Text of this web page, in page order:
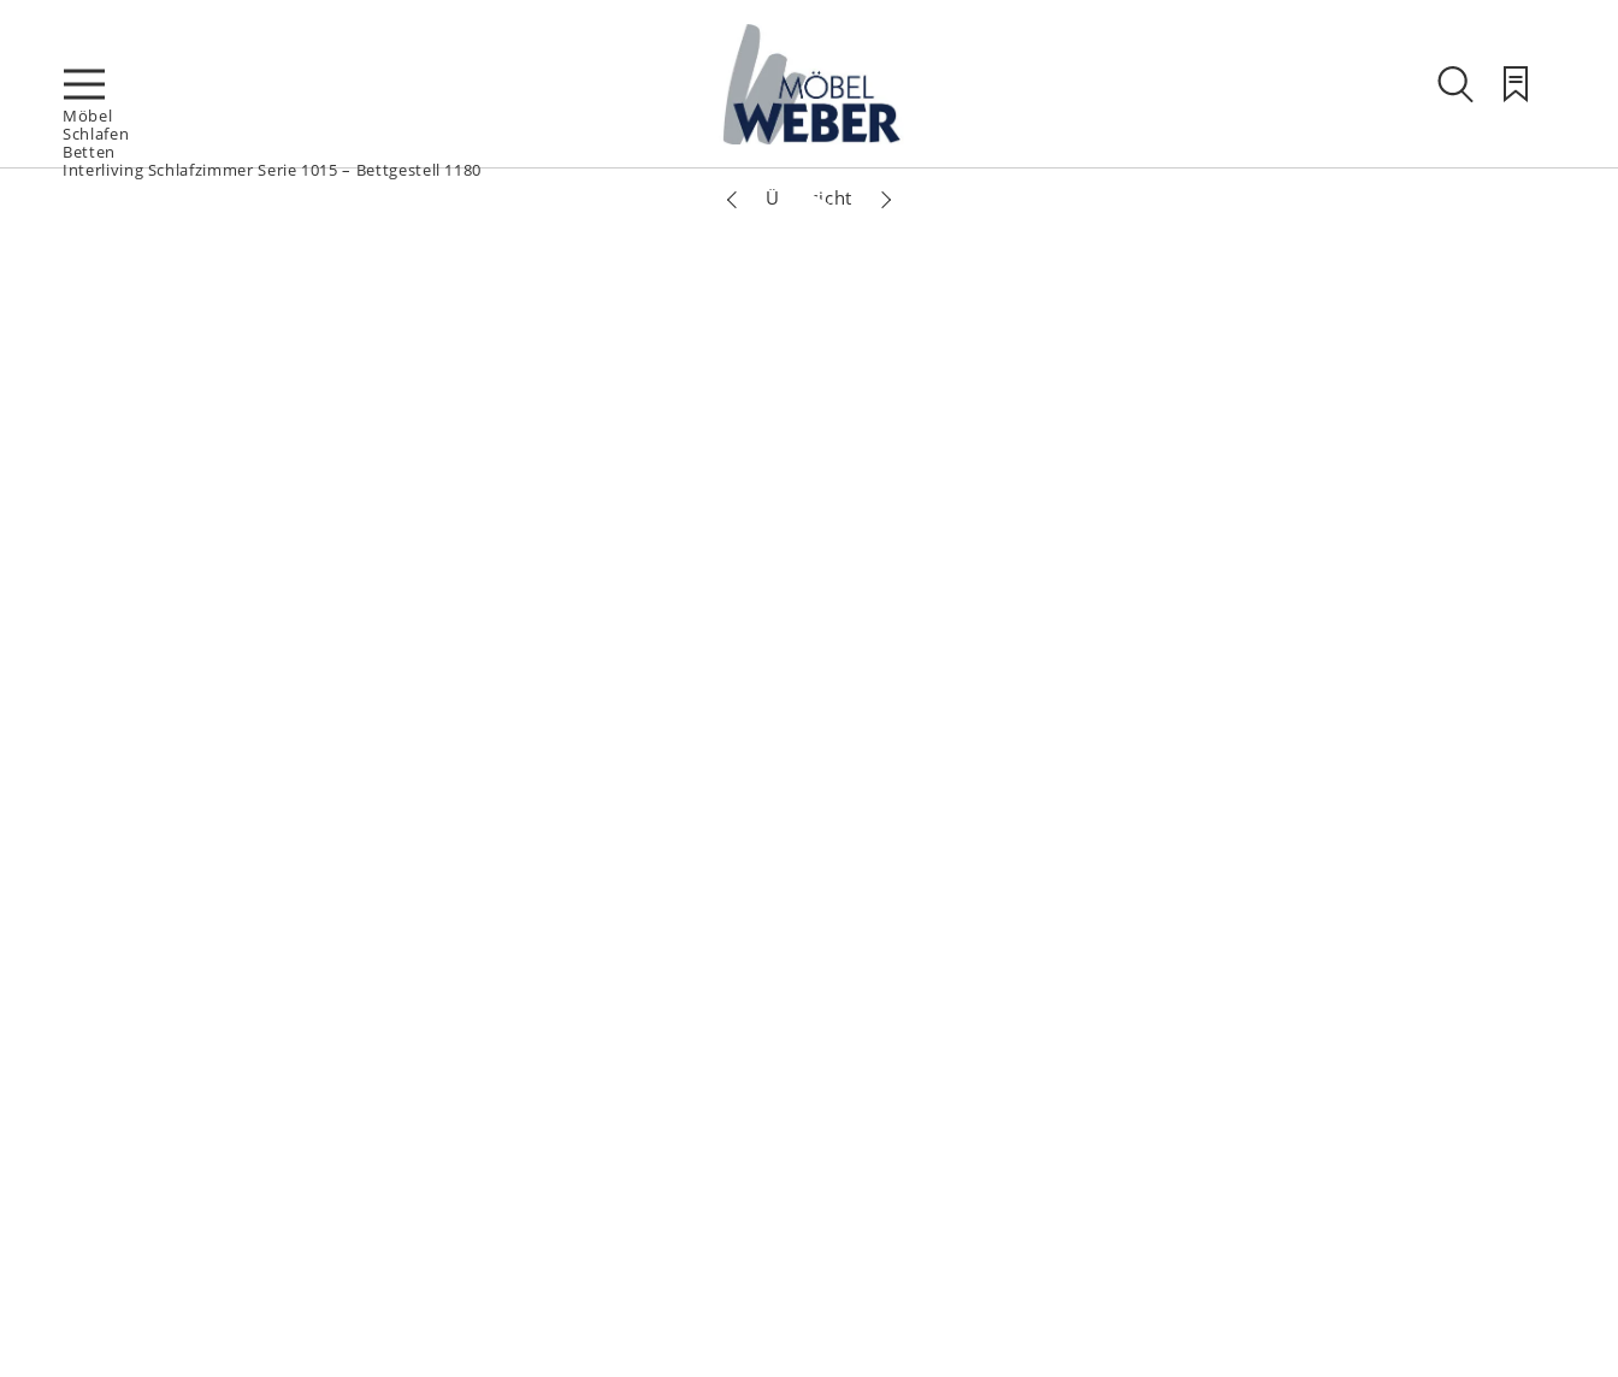
Möbel
Schlafen
Betten
Interliving Schlafzimmer Serie 1015 – Bettgestell 1180
Übersicht